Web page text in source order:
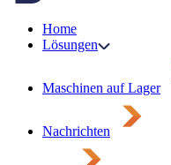
Home
Lösungen
Maschinen auf Lager
Nachrichten